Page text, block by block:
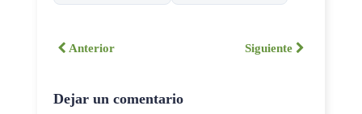
Anterior Siguiente
Dejar un comentario